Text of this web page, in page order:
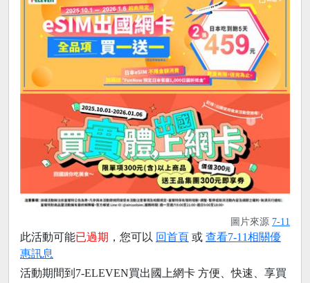
圖片來源 7-11
此活動可能已過期 ，您可以 回首頁 或 查看7-11相關優
惠訊息
活動期間到7-ELEVEN買出國上網卡 方便、快速、享買